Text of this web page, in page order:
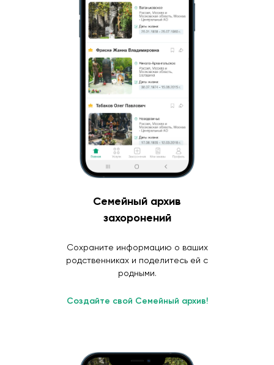
Семейный архив
захоронений
Сохраните информацию о ваших
родственниках и поделитесь ей с
родными.
Создайте свой Семейный архив!